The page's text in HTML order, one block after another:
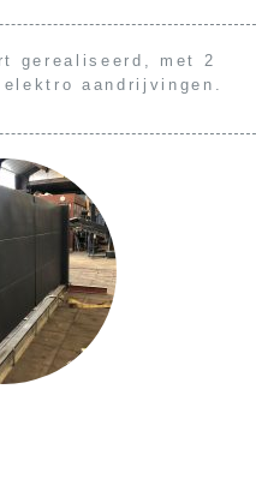
gerealiseerd, met 2
aandrijvingen.